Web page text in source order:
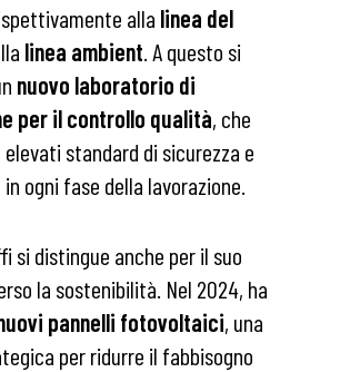
alla linea del
linea ambient . A questo si
nuovo laboratorio di
per il controllo qualità, che
standard di sicurezza e
ogni fase della lavorazione.
si distingue anche per il suo
la sostenibilità. Nel 2024, ha
pannelli fotovoltaici, una
per ridurre il fabbisogno